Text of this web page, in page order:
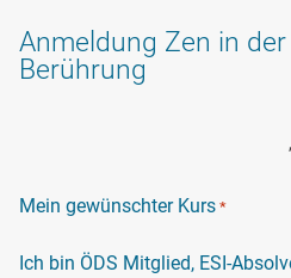
Anmeldung Zen in
Berührung
Mein gewünschter Kurs *
Ich bin ÖDS Mitglied, ESI-